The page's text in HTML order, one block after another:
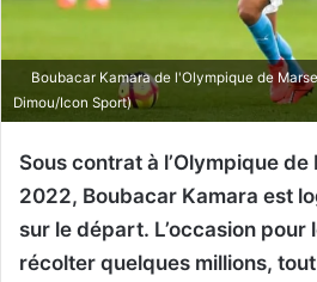
Boubacar Kamara de l'Olympique de
Dimou/Icon Sport)
Sous contrat à l’Olympique de
2022, Boubacar Kamara est
sur le départ. L’occasion pour
récolter quelques millions,